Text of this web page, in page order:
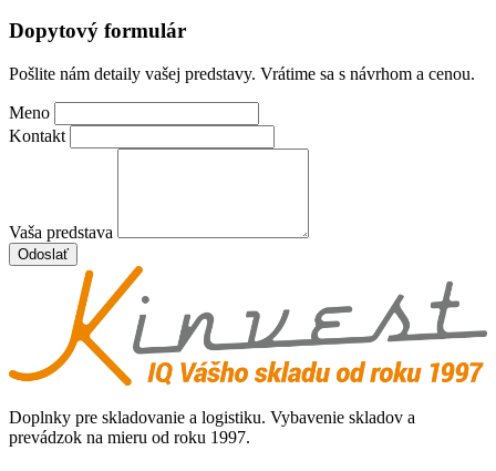
Dopytový formulár
Pošlite nám detaily vašej predstavy. Vrátime sa s návrhom a cenou.
Meno
Kontakt
Vaša predstava
Odoslať
Doplnky pre skladovanie a logistiku. Vybavenie skladov a
prevádzok na mieru od roku 1997.